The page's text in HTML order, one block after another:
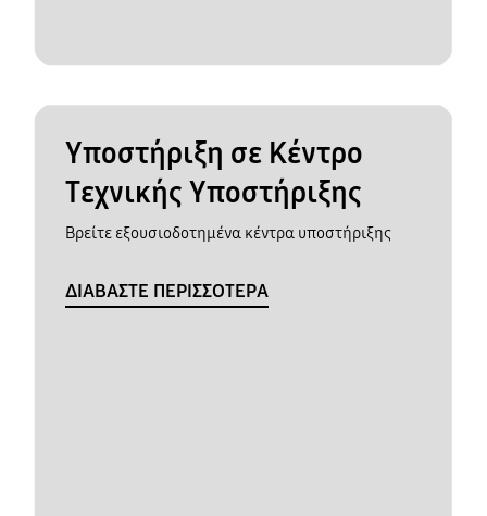
Υποστήριξη σε Κέντρο
Τεχνικής Υποστήριξης
Βρείτε εξουσιοδοτημένα κέντρα υποστήριξης
ΔΙΑΒΑΣΤΕ ΠΕΡΙΣΣΟΤΕΡΑ